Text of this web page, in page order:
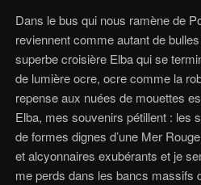
Dans le bus qui nous ramène de
reviennent comme autant de
superbe croisière Elba qui se
de lumière ocre, ocre comme la
repense aux nuées de mouettes
Elba, mes souvenirs pétillent : les
de formes dignes d’une Mer
et alcyonnaires exubérants et je
me perds dans les bancs massifs